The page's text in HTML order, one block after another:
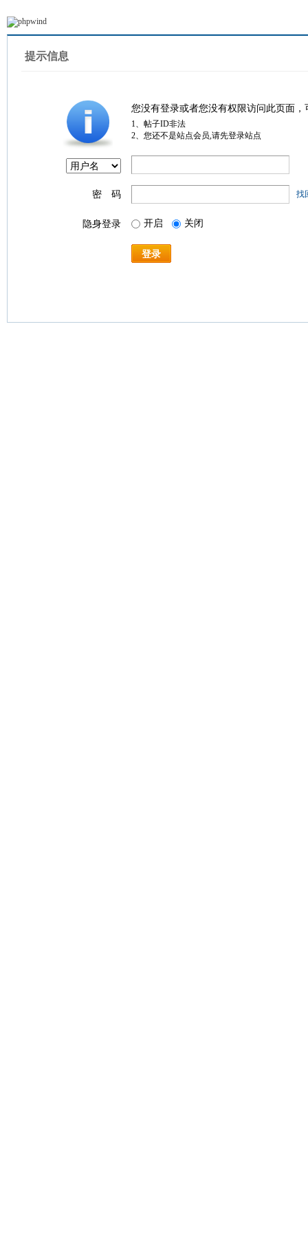
提示信息
您没有登录或者您没有权限访问此页面
1、帖子ID非法
2、您还不是站点会员,请先登录站点
密 码 找
隐身登录 开启 关闭
登录